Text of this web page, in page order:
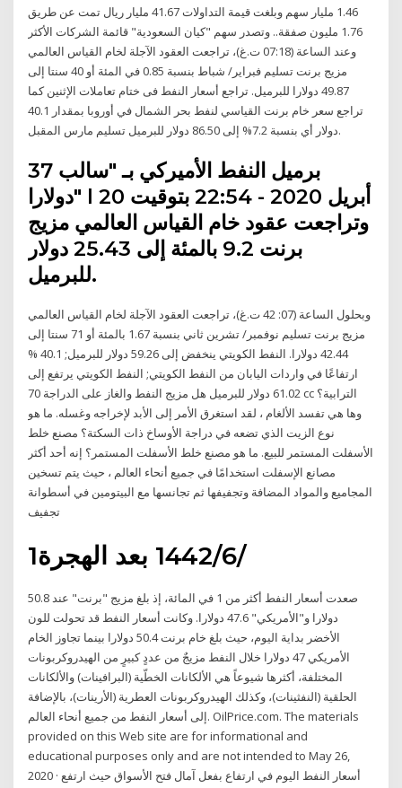
1.46 مليار سهم وبلغت قيمة التداولات 41.67 مليار ريال تمت عن طريق
1.76 مليون صفقة.. وتصدر سهم "كيان السعودية" قائمة الشركات الأكثر
وعند الساعة (07:18 ت.غ)، تراجعت العقود الآجلة لخام القياس العالمي
مزيج برنت تسليم فبراير/ شباط بنسبة 0.85 في المئة أو 40 سنتا إلى
49.87 دولارا للبرميل. تراجع أسعار النفط فى ختام تعاملات الإثنين كما
تراجع سعر خام برنت القياسي لنفط بحر الشمال في أوروبا بمقدار 40.1
دولار أي بنسبة 7.2% إلى 86.50 دولار للبرميل تسليم مارس المقبل.
برميل النفط الأميركي بـ "سالب 37
دولارا" l 20 أبريل 2020 - 22:54 بتوقيت
وتراجعت عقود خام القياس العالمي مزيج
برنت 9.2 بالمئة إلى 25.43 دولار
للبرميل.
وبحلول الساعة (07: 42 ت.غ)، تراجعت العقود الآجلة لخام القياس العالمي
مزيج برنت تسليم نوفمبر/ تشرين ثاني بنسبة 1.67 بالمئة أو 71 سنتا إلى
42.44 دولارا. النفط الكويتي ينخفض إلى 59.26 دولار للبرميل; 40.1 %
ارتفاعًا في واردات اليابان من النفط الكويتي; النفط الكويتي يرتفع إلى
61.02 دولار للبرميل هل مزيج النفط والغاز على الدراجة 70 cc الترابية؟
وها هي تفسد الألغام ، لقد استغرق الأمر إلى الأبد لإخراجه وغسله. ما هو
نوع الزيت الذي تضعه في دراجة الأوساخ ذات السكتة؟ مصنع خلط
الأسفلت المستمر للبيع. ما هو مصنع خلط الأسفلت المستمر؟ إنه أحد أكثر
مصانع الإسفلت استخدامًا في جميع أنحاء العالم ، حيث يتم تسخين
المجاميع والمواد المضافة وتجفيفها ثم تجانسها مع البيتومين في أسطوانة
تجفيف
1‏‏/6‏‏/1442 بعد الهجرة
صعدت أسعار النفط أكثر من 1 في المائة، إذ بلغ مزيج "برنت" عند 50.8
دولارا و"الأمريكي" 47.6 دولارا. وكانت أسعار النفط قد تحولت للون
الأخضر بداية اليوم، حيث بلغ خام برنت 50.4 دولارا بينما تجاوز الخام
الأمريكي 47 دولارا خلال النفط مزيجٌ من عددٍ كبيرٍ من الهيدروكربونات
المختلفة، أكثرها شيوعاً هي الألكانات الخطّية (البرافينات) والألكانات
الحلقية (النفثينات)، وكذلك الهيدروكربونات العطرية (الأرينات)، بالإضافة
إلى أسعار النفط من جميع أنحاء العالم. OilPrice.com. The materials
provided on this Web site are for informational and
educational purposes only and are not intended to May 26,
2020 · أسعار النفط اليوم في ارتفاع بفعل آمال فتح الأسواق حيث ارتفع